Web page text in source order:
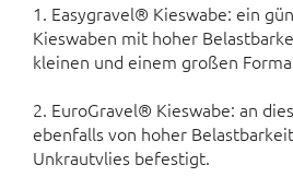
1. Easygravel® Kieswabe: ein
Kieswaben mit hoher
kleinen und einem großen
2. EuroGravel® Kieswabe: an
ebenfalls von hoher
Unkrautvlies befestigt.